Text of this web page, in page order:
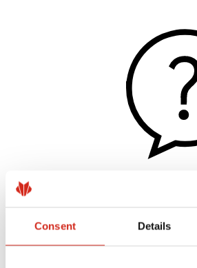
Consent Details
Înregistrarea garanției
Realizări